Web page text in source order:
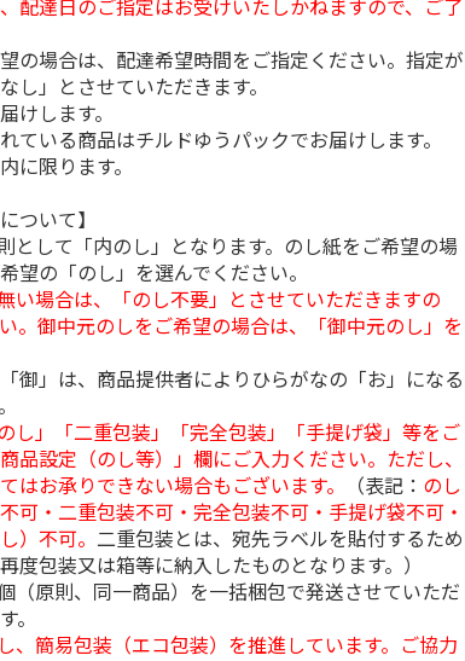
配達日のご指定はお受けいたしかねますので、ご了
の場合は、配達希望時間をご指定ください。指定が
し」とさせていただきます。
けします。
ている商品はチルドゆうパックでお届けします。
に限ります。
ついて】
として「内のし」となります。のし紙をご希望の場
望の「のし」を選んでください。
い場合は、「のし不要」とさせていただきますの
。御中元のしをご希望の場合は、「御中元のし」を
御」は、商品提供者によりひらがなの「お」になる
し」「二重包装」「完全包装」「手提げ袋」等をご
品設定（のし等）」欄にご入力ください。ただし、
はお承りできない場合もございます。
（表記： のし
可・二重包装不可・完全包装不可・手提げ袋不可・
）不可。 二重包装とは、宛先ラベルを貼付するため
度包装又は箱等に納入したものとなります。）
（原則、同一商品）を一括梱包で発送させていただ
。
、簡易包装（エコ包装）を推進しています。ご協力